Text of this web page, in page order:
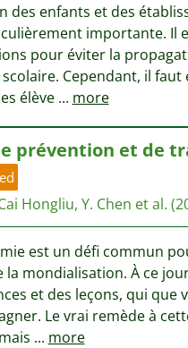
des enfants et des
importante. Il
pour éviter la
Cependant, il
élève ... more
prévention et de
Hongliu, Y. Chen et al.
est un déﬁ commun
la mondialisation. À ce
et des leçons, qui que
Le vrai remède à
... more